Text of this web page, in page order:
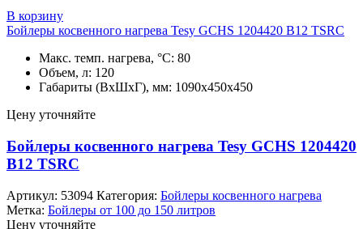
В корзину
Бойлеры косвенного нагрева Tesy GCHS 1204420 B12 TSRC
Макс. темп. нагрева, °С: 80
Объем, л: 120
Габариты (ВхШхГ), мм: 1090x450x450
Цену уточняйте
Бойлеры косвенного нагрева Tesy GCHS 1204420
B12 TSRC
Артикул: 53094 Категория: Бойлеры косвенного нагрева
Метка: Бойлеры от 100 до 150 литров
Цену уточняйте